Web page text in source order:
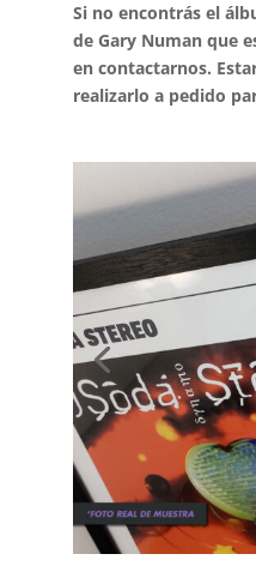
Si no encontrás el
de Gary Numan que
en contactarnos.
realizarlo a pedido